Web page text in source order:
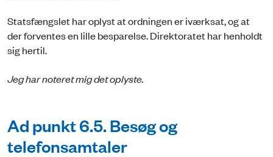
Statsfængslet har oplyst at ordningen er iværksat, og at
der forventes en lille besparelse. Direktoratet har henholdt
sig hertil.
Jeg har noteret mig det oplyste.
Ad punkt 6.5. Besøg og
telefonsamtaler